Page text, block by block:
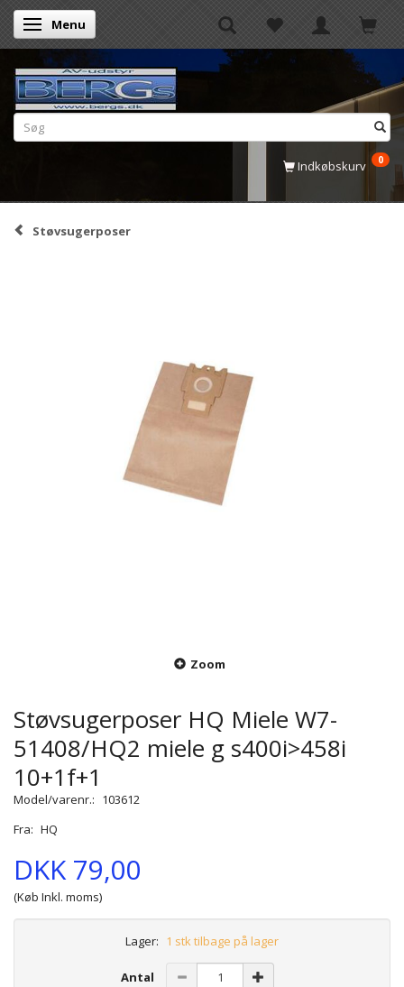
Skifte navigation
Menu
Indkøbskurv 0
Støvsugerposer
Zoom
Støvsugerposer HQ Miele W7-
51408/HQ2 miele g s400i>458i
10+1f+1
Model/varenr.: 103612
Fra: HQ
DKK 79,00
(Køb Inkl. moms)
Lager: 1 stk tilbage på lager
Antal